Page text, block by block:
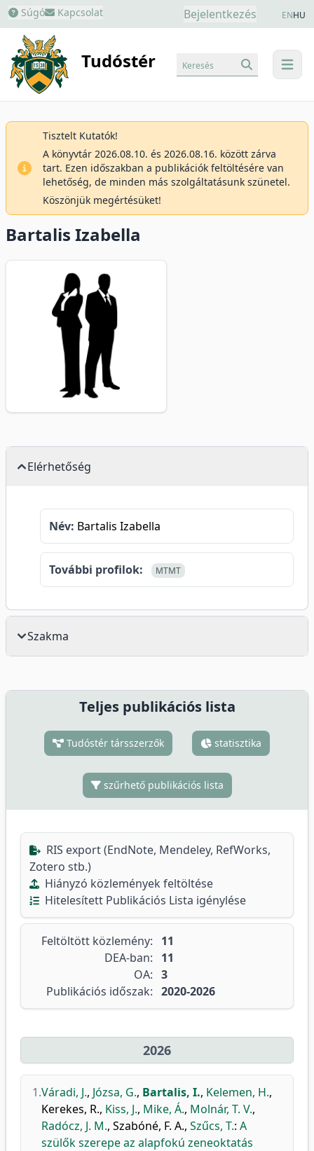
Súgó Kapcsolat Bejelentkezés ENHU
Tudóstér menu
Keresés
Tisztelt Kutatók!
A könyvtár 2026.08.10. és 2026.08.16. között zárva
tart. Ezen időszakban a publikációk feltöltésére van
lehetőség, de minden más szolgáltatásunk szünetel.
Köszönjük megértésüket!
Bartalis Izabella
Elérhetőség
Név: Bartalis Izabella
További profilok: MTMT
Szakma
Teljes publikációs lista
Tudóstér társszerzők statisztika
szűrhető publikációs lista
RIS export (EndNote, Mendeley, RefWorks,
Zotero stb.)
Hiányzó közlemények feltöltése
Hitelesített Publikációs Lista igénylése
Feltöltött közlemény:
11
DEA-ban:
11
OA: 3
Publikációs időszak: 2020-2026
2026
1.Váradi, J., Józsa, G., Bartalis, I., Kelemen, H.,
Kerekes, R., Kiss, J., Mike, Á., Molnár, T. V.,
Radócz, J. M., Szabóné, F. A., Szűcs, T.: A
szülők szerepe az alapfokú zeneoktatás